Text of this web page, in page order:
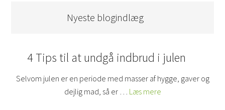
Nyeste blogindlæg
4 Tips til at undgå indbrud i julen
Selvom julen er en periode med masser af hygge, gaver og
dejlig mad, så er … Læs mere